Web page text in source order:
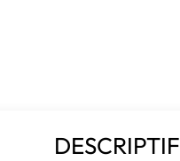
DESCRIPTIF